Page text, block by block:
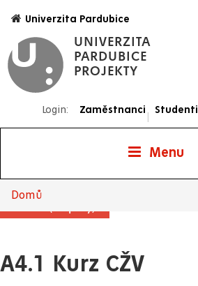
hlavnímu
obsahu
UNIVERZITA
PARDUBICE
PROJEKTY
Univerzita Pardubice
Login: Zaměstnanci
|
Studenti
Menu
Drobečková
Domů
A4.1 Kurz CŽV